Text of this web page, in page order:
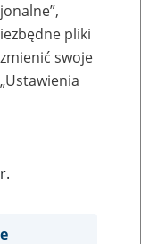
profili
pliki
swoje